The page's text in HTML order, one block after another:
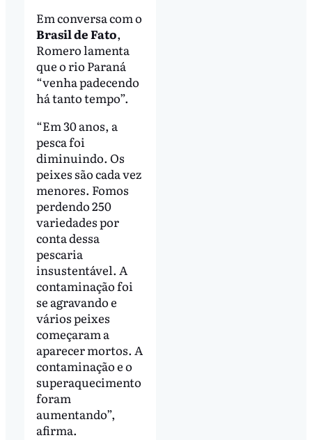
Em conversa com o
Brasil de Fato,
Romero lamenta
que o rio Paraná
“venha padecendo
há tanto tempo”.
“Em 30 anos, a
pesca foi
diminuindo. Os
peixes são cada vez
menores. Fomos
perdendo 250
variedades por
conta dessa
pescaria
insustentável. A
contaminação foi
se agravando e
vários peixes
começaram a
aparecer mortos. A
contaminação e o
superaquecimento
foram
aumentando”,
afirma.